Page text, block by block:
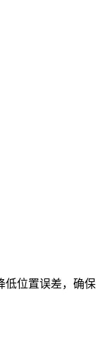
低位置误差，确保